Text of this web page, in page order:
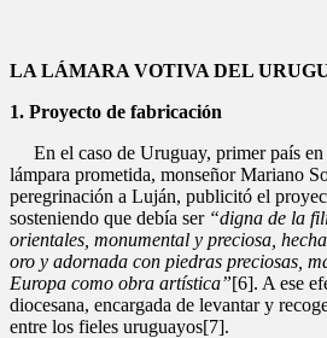
LA LÁMARA VOTIVA DEL
1. Proyecto de fabricación
En el caso de Uruguay, primer país
lámpara prometida, monseñor Mariano
peregrinación a Luján, publicitó el
sosteniendo que debía ser “digna de la
orientales, monumental y preciosa,
oro y adornada con piedras preciosas,
Europa como obra artística”[6]. A ese
diocesana, encargada de levantar y
entre los fieles uruguayos[7].